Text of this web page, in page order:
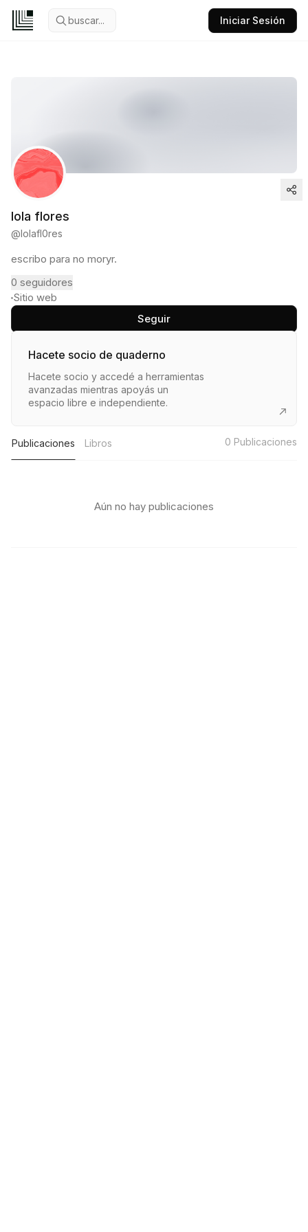
buscar... Iniciar Sesión
lola flores
@lolafl0res
escribo para no moryr.
0 seguidores
Sitio web
Seguir
Hacete socio de quaderno
Hacete socio y accedé a herramientas
avanzadas mientras apoyás un
espacio libre e independiente.
Publicaciones Libros 0 Publicaciones
Aún no hay publicaciones